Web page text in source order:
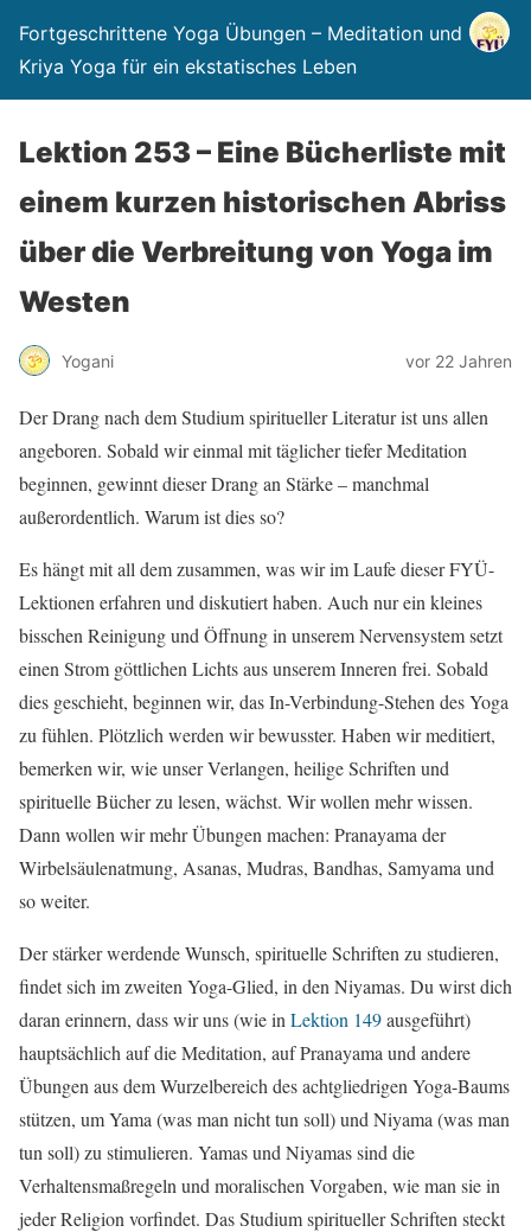
Fortgeschrittene Yoga Übungen – Meditation und
Kriya Yoga für ein ekstatisches Leben
Lektion 253 – Eine Bücherliste mit
einem kurzen historischen Abriss
über die Verbreitung von Yoga im
Westen
Yogani vor 22 Jahren
Der Drang nach dem Studium spiritueller Literatur ist uns allen
angeboren. Sobald wir einmal mit täglicher tiefer Meditation
beginnen, gewinnt dieser Drang an Stärke – manchmal
außerordentlich. Warum ist dies so?
Es hängt mit all dem zusammen, was wir im Laufe dieser FYÜ-
Lektionen erfahren und diskutiert haben. Auch nur ein kleines
bisschen Reinigung und Öffnung in unserem Nervensystem setzt
einen Strom göttlichen Lichts aus unserem Inneren frei. Sobald
dies geschieht, beginnen wir, das In-Verbindung-Stehen des Yoga
zu fühlen. Plötzlich werden wir bewusster. Haben wir meditiert,
bemerken wir, wie unser Verlangen, heilige Schriften und
spirituelle Bücher zu lesen, wächst. Wir wollen mehr wissen.
Dann wollen wir mehr Übungen machen: Pranayama der
Wirbelsäulenatmung, Asanas, Mudras, Bandhas, Samyama und
so weiter.
Der stärker werdende Wunsch, spirituelle Schriften zu studieren,
findet sich im zweiten Yoga-Glied, in den Niyamas. Du wirst dich
daran erinnern, dass wir uns (wie in Lektion 149ausgeführt)
hauptsächlich auf die Meditation, auf Pranayama und andere
Übungen aus dem Wurzelbereich des achtgliedrigen Yoga-Baums
stützen, um Yama (was man nicht tun soll) und Niyama (was man
tun soll) zu stimulieren. Yamas und Niyamas sind die
Verhaltensmaßregeln und moralischen Vorgaben, wie man sie in
jeder Religion vorfindet. Das Studium spiritueller Schriften steckt